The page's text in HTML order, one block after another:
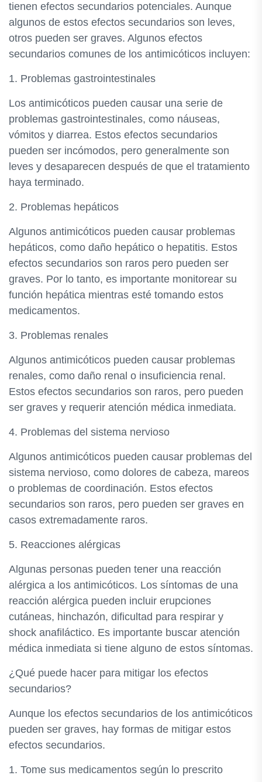
tienen efectos secundarios potenciales. Aunque
algunos de estos efectos secundarios son leves,
otros pueden ser graves. Algunos efectos
secundarios comunes de los antimicóticos incluyen:
1. Problemas gastrointestinales
Los antimicóticos pueden causar una serie de
problemas gastrointestinales, como náuseas,
vómitos y diarrea. Estos efectos secundarios
pueden ser incómodos, pero generalmente son
leves y desaparecen después de que el tratamiento
haya terminado.
2. Problemas hepáticos
Algunos antimicóticos pueden causar problemas
hepáticos, como daño hepático o hepatitis. Estos
efectos secundarios son raros pero pueden ser
graves. Por lo tanto, es importante monitorear su
función hepática mientras esté tomando estos
medicamentos.
3. Problemas renales
Algunos antimicóticos pueden causar problemas
renales, como daño renal o insuficiencia renal.
Estos efectos secundarios son raros, pero pueden
ser graves y requerir atención médica inmediata.
4. Problemas del sistema nervioso
Algunos antimicóticos pueden causar problemas del
sistema nervioso, como dolores de cabeza, mareos
o problemas de coordinación. Estos efectos
secundarios son raros, pero pueden ser graves en
casos extremadamente raros.
5. Reacciones alérgicas
Algunas personas pueden tener una reacción
alérgica a los antimicóticos. Los síntomas de una
reacción alérgica pueden incluir erupciones
cutáneas, hinchazón, dificultad para respirar y
shock anafiláctico. Es importante buscar atención
médica inmediata si tiene alguno de estos síntomas.
¿Qué puede hacer para mitigar los efectos
secundarios?
Aunque los efectos secundarios de los antimicóticos
pueden ser graves, hay formas de mitigar estos
efectos secundarios.
1. Tome sus medicamentos según lo prescrito